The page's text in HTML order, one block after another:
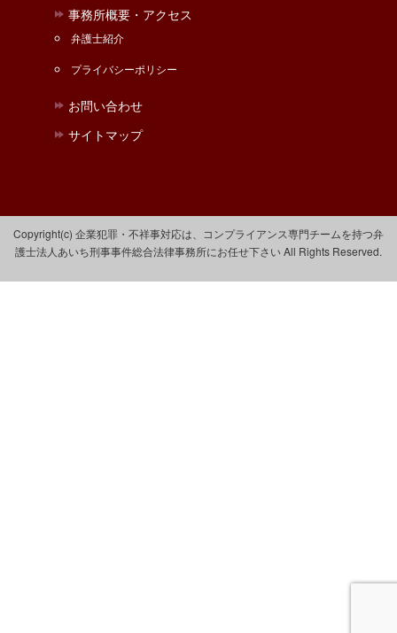
事務所概要・アクセス
弁護士紹介
プライバシーポリシー
お問い合わせ
サイトマップ
Copyright(c) 企業犯罪・不祥事対応は、コンプライアンス専門チームを持つ弁
護士法人あいち刑事事件総合法律事務所にお任せ下さい All Rights Reserved.